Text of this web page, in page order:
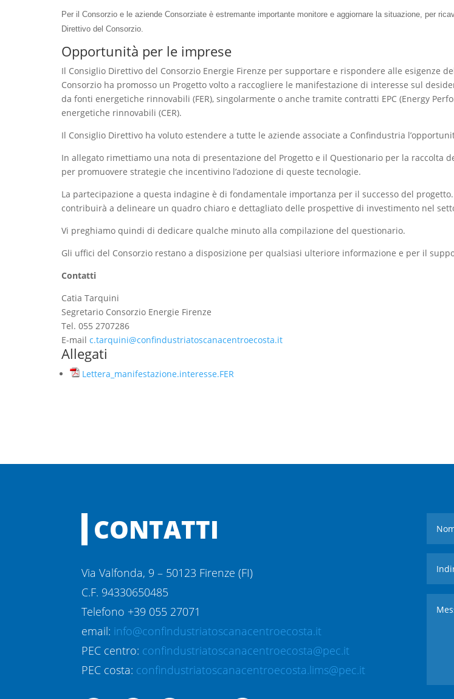
Per il Consorzio e le aziende Consorziate è estremante importante monitore e aggiornare la situazione, per
Direttivo del Consorzio.
Opportunità per le imprese
Il Consiglio Direttivo del Consorzio Energie Firenze per supportare e rispondere alle esigenze
Consorzio ha promosso un Progetto volto a raccogliere le manifestazione di interesse sul
da fonti energetiche rinnovabili (FER), singolarmente o anche tramite contratti EPC (Energy
energetiche rinnovabili (CER).
Il Consiglio Direttivo ha voluto estendere a tutte le aziende associate a Confindustria
In allegato rimettiamo una nota di presentazione del Progetto e il Questionario per la raccolta
per promuovere strategie che incentivino l’adozione di queste tecnologie.
La partecipazione a questa indagine è di fondamentale importanza per il successo del
contribuirà a delineare un quadro chiaro e dettagliato delle prospettive di investimento nel
Vi preghiamo quindi di dedicare qualche minuto alla compilazione del questionario.
Gli uffici del Consorzio restano a disposizione per qualsiasi ulteriore informazione e per il
Contatti
Catia Tarquini
Segretario Consorzio Energie Firenze
Tel. 055 2707286
E-mail c.tarquini@confindustriatoscanacentroecosta.it
Allegati
Lettera_manifestazione.interesse.FER
CONTATTI
Via Valfonda, 9 – 50123 Firenze (FI)
C.F. 94330650485
Telefono +39 055 27071
email: info@confindustriatoscanacentroecosta.it
PEC centro: confindustriatoscanacentroecosta@pec.it
PEC costa: confindustriatoscanacentroecosta.lims@pec.it